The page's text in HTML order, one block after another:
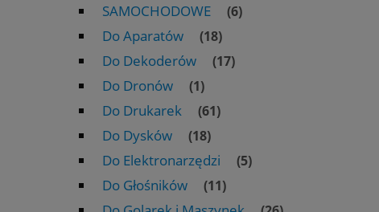
SAMOCHODOWE (6)
Do Aparatów (18)
Do Dekoderów (17)
Do Dronów (1)
Do Drukarek (61)
Do Dysków (18)
Do Elektronarzędzi (5)
Do Głośników (11)